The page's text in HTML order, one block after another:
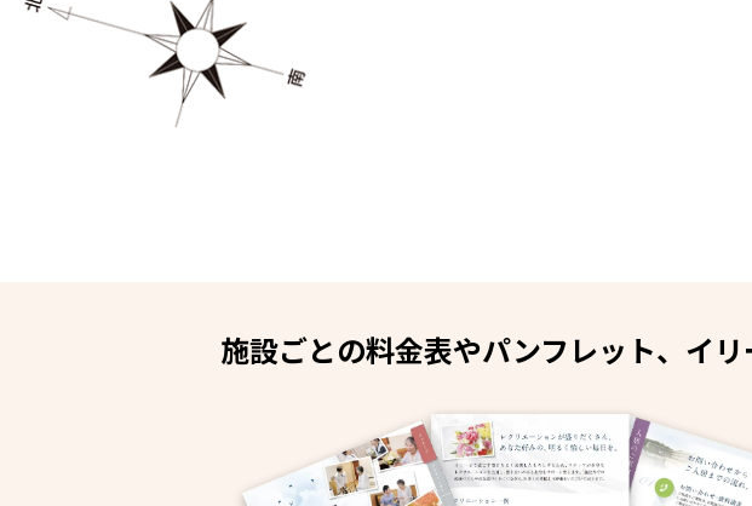
施設ごとの料金表やパンフレット、イ